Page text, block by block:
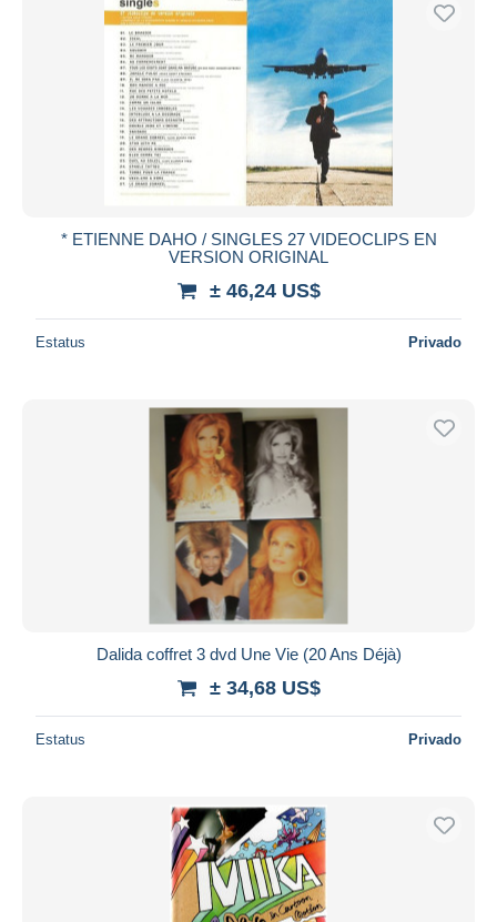
Sólo con descuento
Envío gratis
Métodos de pago
PayPal
Transferencia bancaria
Visa
Mastercard
Maestro
Deseleccionar todo
Aplicar
* ETIENNE DAHO / SINGLES 27 VIDEOCLIPS EN
VERSION ORIGINAL
± 46,24 US$
Estatus Privado
Dalida coffret 3 dvd Une Vie (20 Ans Déjà)
± 34,68 US$
Estatus Privado